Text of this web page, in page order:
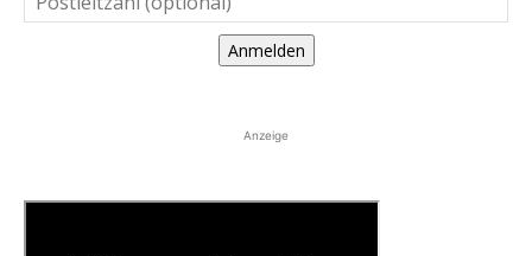
Anmelden
Anzeige